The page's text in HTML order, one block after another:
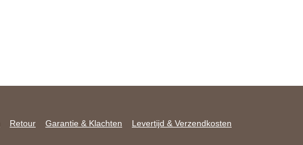
Retour Garantie & Klachten Levertijd & Verzendkosten